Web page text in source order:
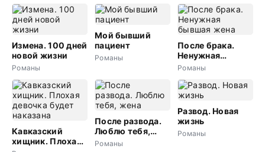
Измена. 100 дней
новой жизни
Романы
Мой бывший
пациент
Романы
После брака.
Ненужная
бывшая жена
Романы
Кавказский
хищник. Плохая
После развода.
Люблю тебя,
жена
Романы
Развод. Новая
жизнь
Романы